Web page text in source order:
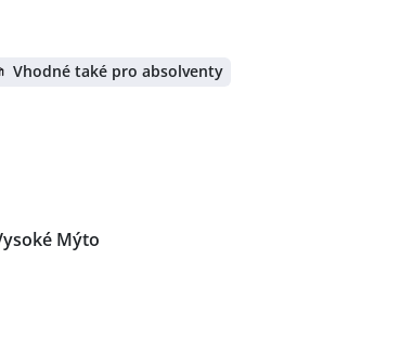
Vhodné také pro absolventy
Mýto